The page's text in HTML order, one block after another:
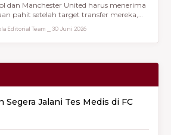
dan Manchester United harus menerima
pahit setelah target transfer mereka,
Editorial Team ⎯ 30 Juni 2026
Jalani Tes Medis di FC